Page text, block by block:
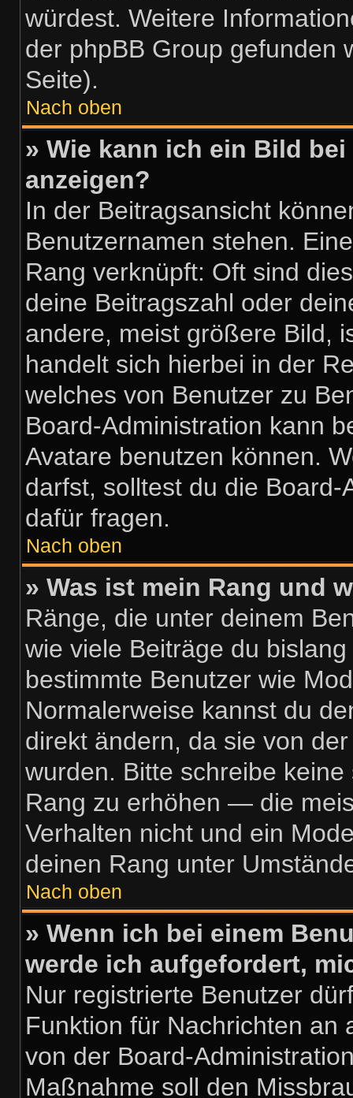
würdest. Weitere
der phpBB Group gefunden
Seite).
Nach oben
» Wie kann ich ein Bild
anzeigen?
In der Beitragsansicht
Benutzernamen stehen.
Rang verknüpft: Oft sind
deine Beitragszahl oder
andere, meist größere Bild,
handelt sich hierbei in der
welches von Benutzer zu
Board-Administration kann
Avatare benutzen können.
darfst, solltest du die
dafür fragen.
Nach oben
» Was ist mein Rang und
Ränge, die unter deinem
wie viele Beiträge du
bestimmte Benutzer wie
Normalerweise kannst du
direkt ändern, da sie von
wurden. Bitte schreibe
Rang zu erhöhen — die
Verhalten nicht und ein
deinen Rang unter
Nach oben
» Wenn ich bei einem
werde ich aufgefordert,
Nur registrierte Benutzer
Funktion für Nachrichten an
von der Board-
Maßnahme soll den